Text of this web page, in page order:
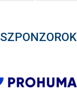
SZPONZOROK